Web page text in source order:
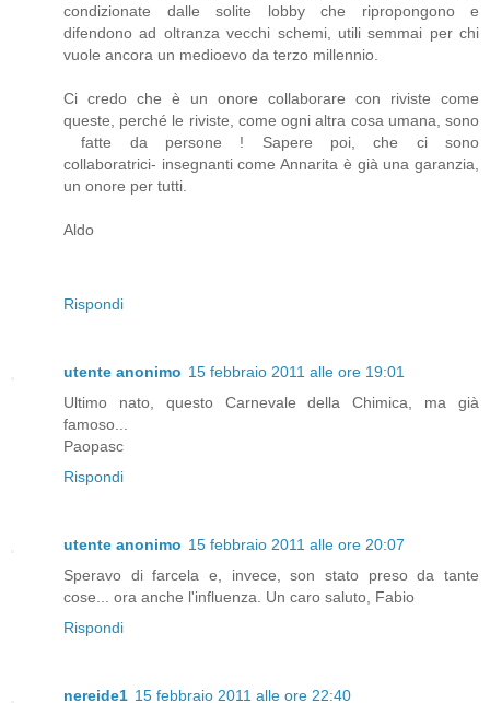
condizionate dalle solite lobby che ripropongono e
difendono ad oltranza vecchi schemi, utili semmai per chi
vuole ancora un medioevo da terzo millennio.
Ci credo che è un onore collaborare con riviste come
queste, perché le riviste, come ogni altra cosa umana, sono
fatte da persone ! Sapere poi, che ci sono
collaboratrici- insegnanti come Annarita è già una garanzia,
un onore per tutti.
Aldo
Rispondi
utente anonimo 15 febbraio 2011 alle ore 19:01
Ultimo nato, questo Carnevale della Chimica, ma già
famoso...
Paopasc
Rispondi
utente anonimo 15 febbraio 2011 alle ore 20:07
Speravo di farcela e, invece, son stato preso da tante
cose... ora anche l'influenza. Un caro saluto, Fabio
Rispondi
nereide1 15 febbraio 2011 alle ore 22:40